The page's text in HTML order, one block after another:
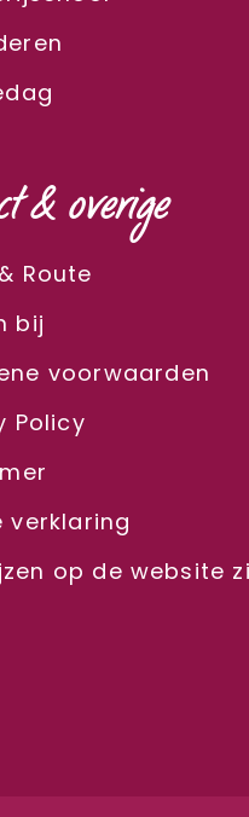
& overige
Route
bij
voorwaarden
Policy
verklaring
op de website